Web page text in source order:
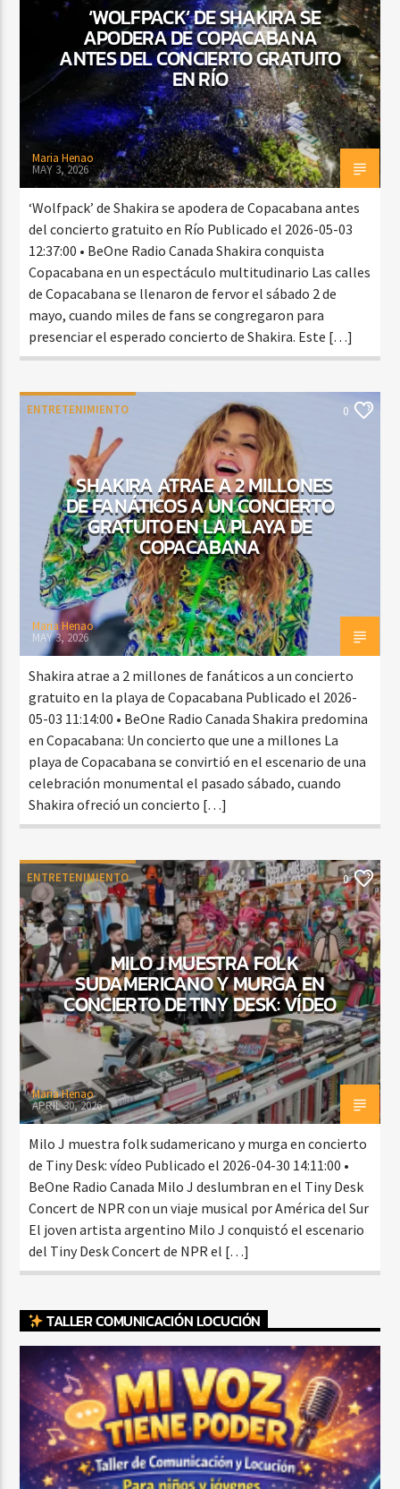
‘WOLFPACK’ DE SHAKIRA SE
APODERA DE COPACABANA
ANTES DEL CONCIERTO GRATUITO
EN RÍO
Maria Henao
MAY 3, 2026
‘Wolfpack’ de Shakira se apodera de Copacabana antes
del concierto gratuito en Río Publicado el 2026-05-03
12:37:00 • BeOne Radio Canada Shakira conquista
Copacabana en un espectáculo multitudinario Las calles
de Copacabana se llenaron de fervor el sábado 2 de
mayo, cuando miles de fans se congregaron para
presenciar el esperado concierto de Shakira. Este […]
ENTRETENIMIENTO 0
SHAKIRA ATRAE A 2 MILLONES
DE FANÁTICOS A UN CONCIERTO
GRATUITO EN LA PLAYA DE
COPACABANA
Maria Henao
MAY 3, 2026
Shakira atrae a 2 millones de fanáticos a un concierto
gratuito en la playa de Copacabana Publicado el 2026-
05-03 11:14:00 • BeOne Radio Canada Shakira predomina
en Copacabana: Un concierto que une a millones La
playa de Copacabana se convirtió en el escenario de una
celebración monumental el pasado sábado, cuando
Shakira ofreció un concierto […]
ENTRETENIMIENTO 0
MILO J MUESTRA FOLK
SUDAMERICANO Y MURGA EN
CONCIERTO DE TINY DESK: VÍDEO
Maria Henao
APRIL 30, 2026
Milo J muestra folk sudamericano y murga en concierto
de Tiny Desk: vídeo Publicado el 2026-04-30 14:11:00 •
BeOne Radio Canada Milo J deslumbran en el Tiny Desk
Concert de NPR con un viaje musical por América del Sur
El joven artista argentino Milo J conquistó el escenario
del Tiny Desk Concert de NPR el […]
TALLER COMUNICACIÓN LOCUCIÓN